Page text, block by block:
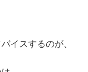
イスするのが、